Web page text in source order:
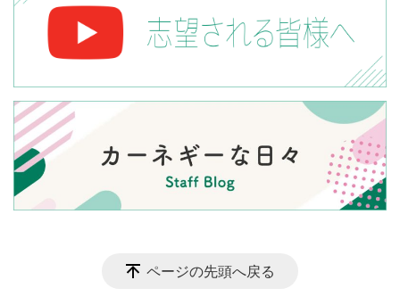
ページの先頭へ戻る